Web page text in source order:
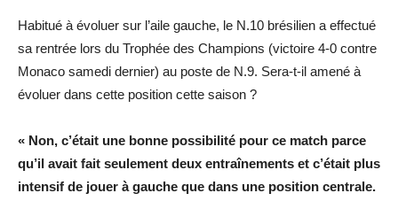
Habitué à évoluer sur l’aile gauche, le N.10 brésilien a effectué
sa rentrée lors du Trophée des Champions (victoire 4-0 contre
Monaco samedi dernier) au poste de N.9. Sera-t-il amené à
évoluer dans cette position cette saison ?
« Non, c’était une bonne possibilité pour ce match parce
qu’il avait fait seulement deux entraînements et c’était plus
intensif de jouer à gauche que dans une position centrale.